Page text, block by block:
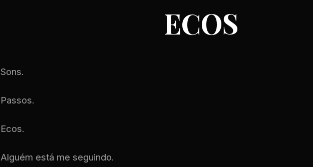
ECOS
Sons.
Passos.
Ecos.
Alguém está me seguindo.